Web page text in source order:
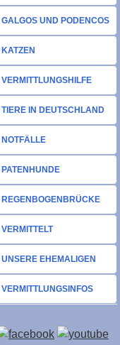
GALGOS UND PODENCOS
KATZEN
VERMITTLUNGSHILFE
TIERE IN DEUTSCHLAND
NOTFÄLLE
PATENHUNDE
REGENBOGENBRÜCKE
VERMITTELT
UNSERE EHEMALIGEN
VERMITTLUNGSINFOS